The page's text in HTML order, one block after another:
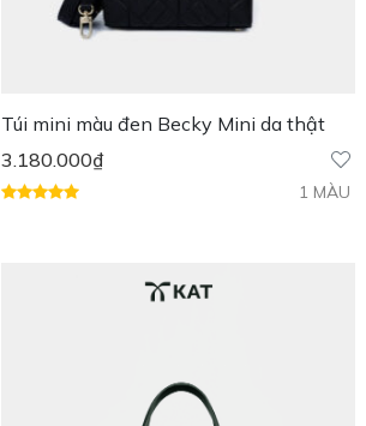
Túi mini màu đen Becky Mini da thật
3.180.000₫
1 MÀU